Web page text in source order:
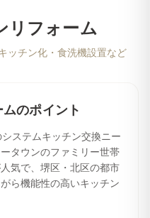
リフォーム
ッチン化・食洗機設置など
ムのポイント
ステムキッチン交換ニー
タウンのファミリー世帯
気で、堺区・北区の都市
ら機能性の高いキッチン